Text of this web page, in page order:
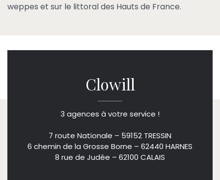
weppes et sur le littoral des Hauts de France.
Clowill
3 agences à votre service !
7 route Nationale – 59152 TRESSIN
6 chemin de la Grosse Borne – 62440 HARNES
8 rue de Judée – 62100 CALAIS